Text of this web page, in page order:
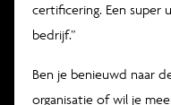
certificering. Een super
bedrijf.”
Ben je benieuwd naar
organisatie of wil je